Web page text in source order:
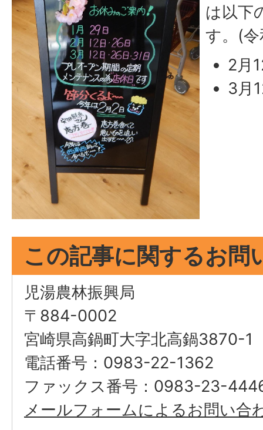
は以下
す。(
2月
3月
この記事に関するお問
児湯農林振興局
〒884-0002
宮崎県高鍋町大字北高鍋3870-1
電話番号：0983-22-1362
ファックス番号：0983-23-
メールフォームによるお問い合